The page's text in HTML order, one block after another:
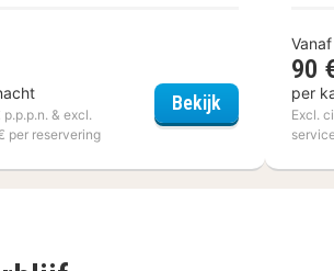
& excl.
per reservering
Bekijk Ibis Styles
Vanaf
90
per
Excl.